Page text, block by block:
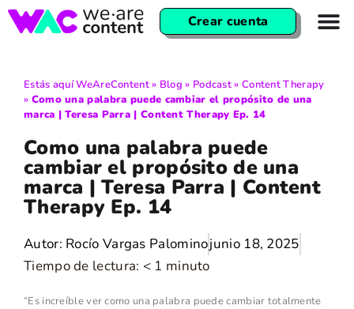
Crear cuenta
Estás aquíWeAreContent» Blog » Podcast» Content Therapy
» Como una palabra puede cambiar el propósito de una
marca | Teresa Parra | Content Therapy Ep. 14
Como una palabra puede
cambiar el propósito de una
marca | Teresa Parra | Content
Therapy Ep. 14
Autor: Rocío Vargas Palominojunio 18, 2025
Tiempo de lectura: < 1 minuto
“Es increíble ver como una palabra puede cambiar totalmente